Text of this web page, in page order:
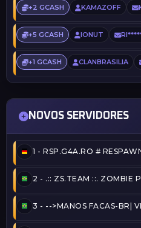
+2 GCASH KAMAZOFF
+5 GCASH IONUT
+1 GCASH CLANBRASILIA
NOVOS SERVIDORES
1 - RSP.G4A.RO #
2 - .:: ZS.TEAM ::. ZOMBIE
3 - -->MANOS FACAS-BR|